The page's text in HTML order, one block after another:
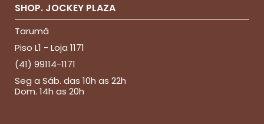
SHOP. JOCKEY PLAZA
Tarumã
Piso L1 - Loja 1171
(41) 99114-1171
Seg a Sáb. das 10h as 22h
Dom. 14h as 20h